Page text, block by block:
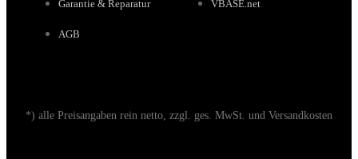
Garantie & Reparatur
AGB
VBASE.net
*) alle Preisangaben rein netto, zzgl. ges. MwSt. und Versandkosten